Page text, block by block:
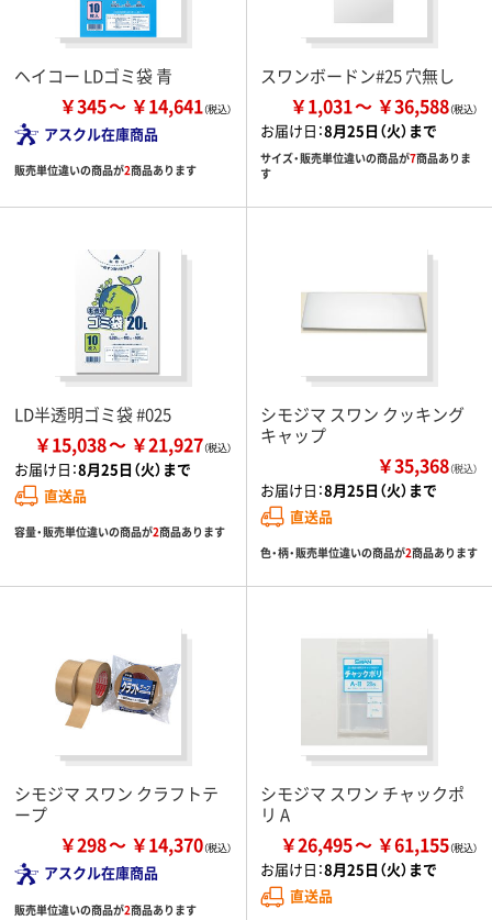
ヘイコー LDゴミ袋 青
￥345 ￥14,641
アスクル在庫商品
販売単位違いの商品が2商品あります
スワンボードン#25 穴無し
￥1,031 ￥36,588
お届け日：8月25日（火）まで
サイズ・販売単位違いの商品が7商品ありま
す
LD半透明ゴミ袋 #025
￥15,038 ￥21,927
お届け日：8月25日（火）まで
直送品
容量・販売単位違いの商品が2商品あります
シモジマ スワン クッキング
キャップ
￥35,368（税込）
お届け日：8月25日（火）まで
直送品
色・柄・販売単位違いの商品が2商品あります
シモジマ スワン クラフトテ
ープ
￥298 ￥14,370
アスクル在庫商品
販売単位違いの商品が2商品あります
シモジマ スワン チャックポ
リ A
￥26,495 ￥61,155
お届け日：8月25日（火）まで
直送品